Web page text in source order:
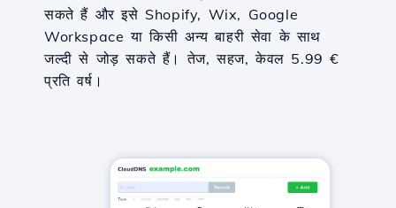
सकते हैं और इसे Shopify, Wix, Google
Workspace या किसी अन्य बाहरी सेवा के साथ
जल्दी से जोड़ सकते हैं। तेज, सहज, केवल 5.99 €
प्रति वर्ष।